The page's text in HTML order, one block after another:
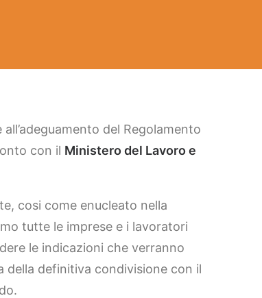
all’adeguamento del Regolamento
con il Ministero del Lavoro e
cosi come enucleato nella
tutte le imprese e i lavoratori
le indicazioni che verranno
della definitiva condivisione con il